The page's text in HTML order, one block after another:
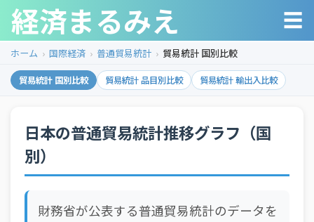
経済まるみえ ☰
ホーム 国際経済 普通貿易統計 貿易統計 国別比較
貿易統計 国別比較 貿易統計 品目別比較 貿易統計 輸出入比較
日本の普通貿易統計推移グラフ（国
別）
財務省が公表する普通貿易統計のデータを